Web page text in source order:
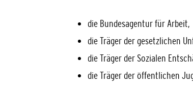
die Bundesagentur für Arbeit,
die Träger der gesetzlichen
die Träger der Sozialen
die Träger der öffentlichen